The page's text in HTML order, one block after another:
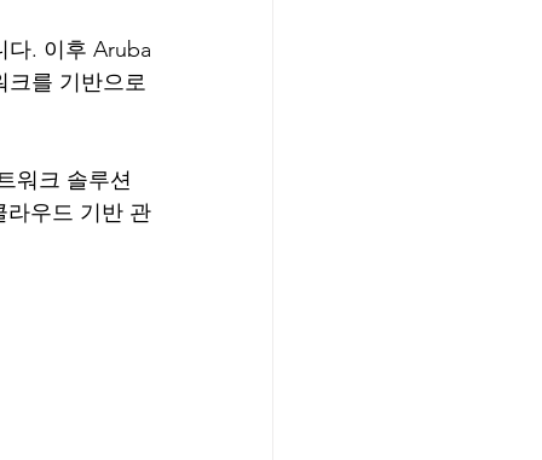
다. 이후 Aruba
크를 기반으로
워크 솔루션
라우드 기반 관